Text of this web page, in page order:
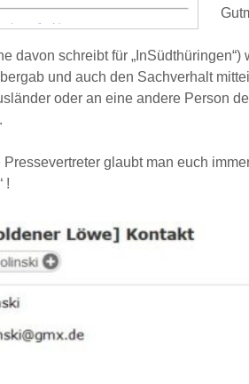
davon schreibt für
und auch den Sachverhalt
oder an eine andere Person
glaubt man euch
!